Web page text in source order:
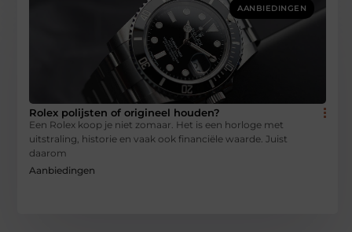
AANBIEDINGEN
Rolex polijsten of origineel houden?
Een Rolex koop je niet zomaar. Het is een horloge met
uitstraling, historie en vaak ook financiële waarde. Juist
daarom
Aanbiedingen